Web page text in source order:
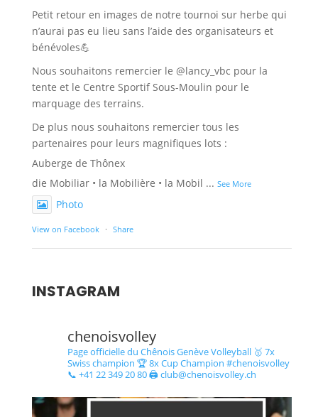
Petit retour en images de notre tournoi sur herbe qui
n’aurai pas eu lieu sans l’aide des organisateurs et
bénévoles💪
Nous souhaitons remercier le @lancy_vbc pour la
tente et le Centre Sportif Sous-Moulin pour le
marquage des terrains.
De plus nous souhaitons remercier tous les
partenaires pour leurs magnifiques lots :
Auberge de Thônex
die Mobiliar • la Mobilière • la Mobil ... See More
Photo
View on Facebook · Share
INSTAGRAM
chenoisvolley
Page officielle du Chênois Genève Volleyball 🥇 7x
Swiss champion 🏆 8x Cup Champion #chenoisvolley
📞 +41 22 349 20 80 🖨 club@chenoisvolley.ch